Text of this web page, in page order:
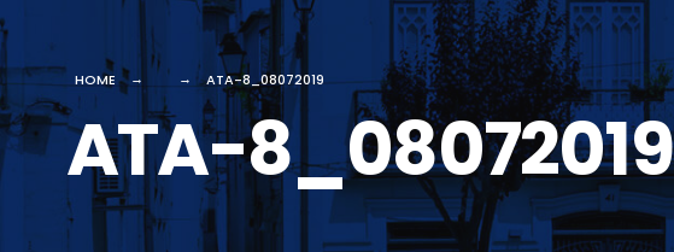
HOME ATA-8_08072019
ATA-8_08072019